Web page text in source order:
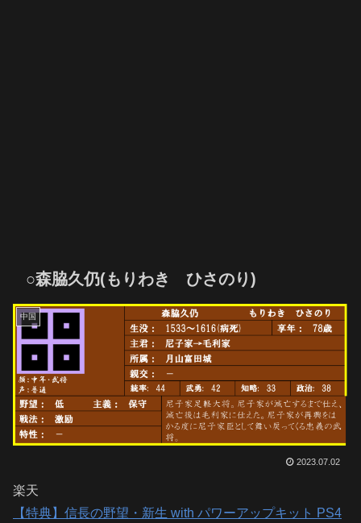
○森脇久仍(もりわき ひさのり)
中国
2023.07.02
楽天
【特典】信長の野望・新生 with パワーアップキット PS4